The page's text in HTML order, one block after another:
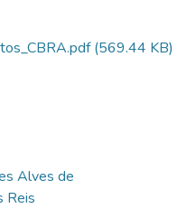
(569.44 KB)
Alves de
Reis